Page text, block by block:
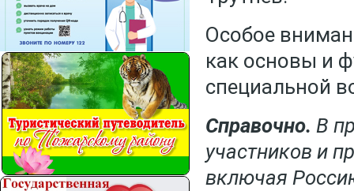
Особое
как основы и
специальной
Справочно. В
участников и
включая